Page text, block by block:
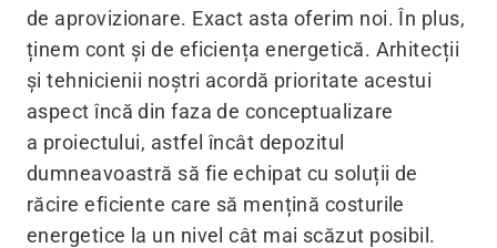
de aprovizionare. Exact asta oferim noi. În plus,
ținem cont și de eficiența energetică. Arhitecții
și tehnicienii noștri acordă prioritate acestui
aspect încă din faza de conceptualizare
a proiectului, astfel încât depozitul
dumneavoastră să fie echipat cu soluții de
răcire eficiente care să mențină costurile
energetice la un nivel cât mai scăzut posibil.